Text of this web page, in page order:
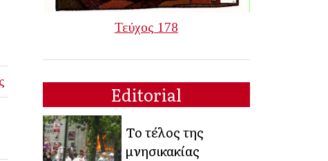
Τεύχος 178
Editorial
Το τέλος της
μνησικακίας